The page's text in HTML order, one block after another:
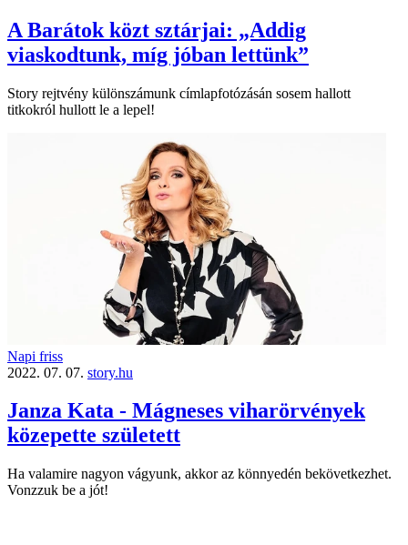
A Barátok közt sztárjai: „Addig
viaskodtunk, míg jóban lettünk”
Story rejtvény külön­számunk címlap­fotózásán sosem hallott
titkokról hullott le a lepel!
Napi friss
2022. 07. 07. story.hu
Janza Kata - Mágneses viharörvények
közepette született
Ha valamire nagyon vágyunk, akkor az könnyedén bekövetkezhet.
Vonzzuk be a jót!